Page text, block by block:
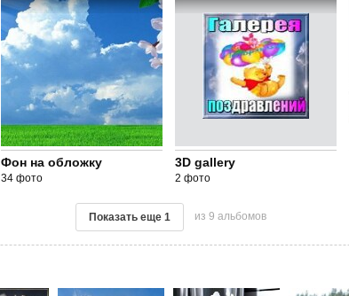
Фон на обложку
34 фото
3D gallery
2 фото
Показать еще 1 из 9 альбомов